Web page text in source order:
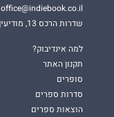
office@indiebook.co.il
שדרות הרכס 13, מודיעין
למה אינדיבוק?
תקנון האתר
סופרים
סדרות ספרים
הוצאות ספרים